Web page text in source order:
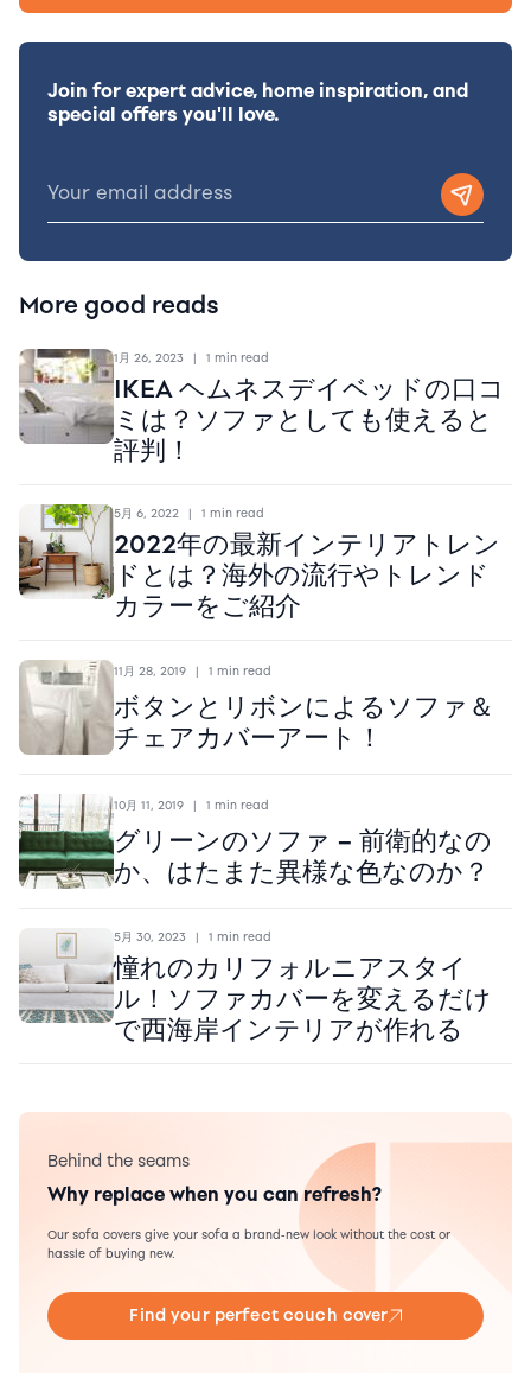
Join for expert advice, home inspiration, and
special offers you'll love.
More good reads
1月 26, 2023 | 1 min read
IKEA ヘムネスデイベッドの口コ
ミは？ソファとしても使えると
評判！
5月 6, 2022 | 1 min read
2022年の最新インテリアトレン
ドとは？海外の流行やトレンド
カラーをご紹介
11月 28, 2019 | 1 min read
ボタンとリボンによるソファ＆
チェアカバーアート！
10月 11, 2019 | 1 min read
グリーンのソファ – 前衛的なの
か、はたまた異様な色なのか？
5月 30, 2023 | 1 min read
憧れのカリフォルニアスタイ
ル！ソファカバーを変えるだけ
で西海岸インテリアが作れる
Behind the seams
Why replace when you can refresh?
Our sofa covers give your sofa a brand-new look without the cost or
hassle of buying new.
Find your perfect couch cover